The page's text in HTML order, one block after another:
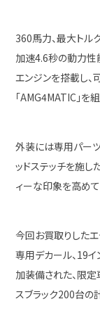
360馬力、最大ト
加速4.6秒の動力性
エンジンを搭載し
「AMG4MATIC」を
外装には専用パー
ッドステッチを施
ィーな印象を高めて
今回お買取りした
専用デカール、19
加装備された、限定
スブラック200台の